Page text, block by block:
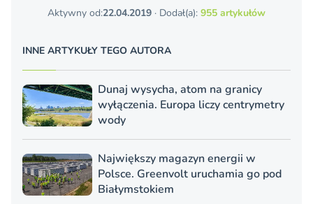
Aktywny od:22.04.2019 · Dodał(a): 955 artykułów
INNE ARTYKUŁY TEGO AUTORA
Dunaj wysycha, atom na granicy
wyłączenia. Europa liczy centrymetry
wody
Największy magazyn energii w
Polsce. Greenvolt uruchamia go pod
Białymstokiem